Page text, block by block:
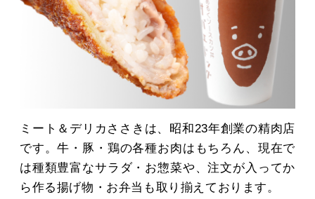
MOVIE
ACCESS / STAY
CONTACT
ミート＆デリカささきは、昭和23年創業の精肉店
です。牛・豚・鶏の各種お肉はもちろん、現在で
は種類豊富なサラダ・お惣菜や、注文が入ってか
ら作る揚げ物・お弁当も取り揃えております。